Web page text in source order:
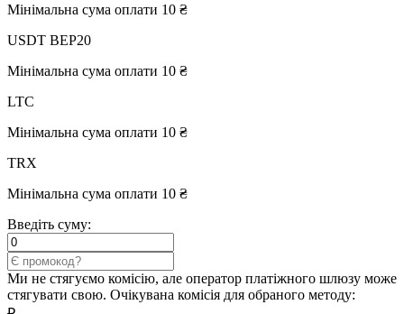
Мінімальна сума оплати 10 ₴
USDT BEP20
Мінімальна сума оплати 10 ₴
LTC
Мінімальна сума оплати 10 ₴
TRX
Мінімальна сума оплати 10 ₴
Введіть суму:
Ми не стягуємо комісію, але оператор платіжного шлюзу може
стягувати свою. Очікувана комісія для обраного методу: